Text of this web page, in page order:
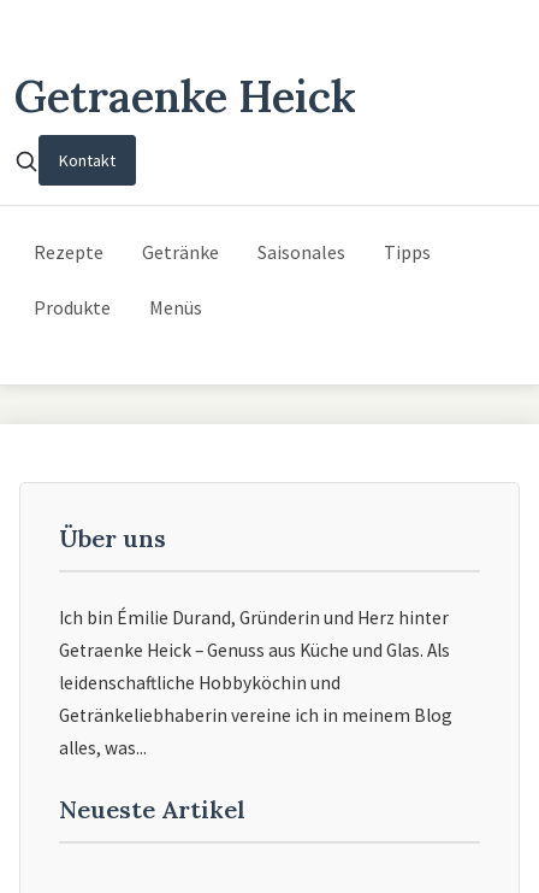
Getraenke Heick
Kontakt
Rezepte Getränke Saisonales Tipps
Produkte Menüs
Über uns
Ich bin Émilie Durand, Gründerin und Herz hinter
Getraenke Heick – Genuss aus Küche und Glas. Als
leidenschaftliche Hobbyköchin und
Getränkeliebhaberin vereine ich in meinem Blog
alles, was...
Neueste Artikel